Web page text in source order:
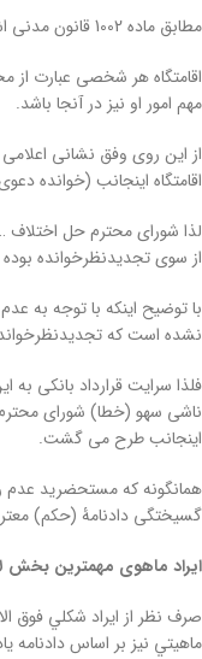
مطابق ماده 1002 قانون مدنی اشعار می‌دارد:
اقامتگاه هر شخصی عبارت
مهم امور او نیز در آنجا باشد.
از این روی وفق نشانی
اقامتگاه اینجانب (خوانده
لذا شورای محترم حل
از سوی تجدیدنظرخوانده
با توضیح اینکه با توجه به
نشده است که
فلذا سرایت قرارداد بانکی
ناشی سهو (خطا) شورای
اینجانب طرح می گشت.
همانگونه که مستحضرید
گسیختگی دادنامۀ (حکم)
ايراد ماهوی مهمترین بخش
صرف نظر از ايراد شکلي فوق
ماهيتي نيز بر اساس دادنامه